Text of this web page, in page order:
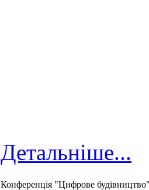
Детальніше...
Конференція "Цифрове